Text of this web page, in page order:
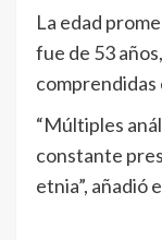
La edad
fue de 53
comprendidas
“Múltiples
constante
etnia”, añadió